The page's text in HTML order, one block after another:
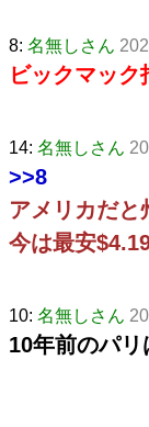
8: 名無しさん
ビックマック
14: 名無しさん
>>8
アメリカだと
今は最安
10: 名無しさん
10年前のパリ